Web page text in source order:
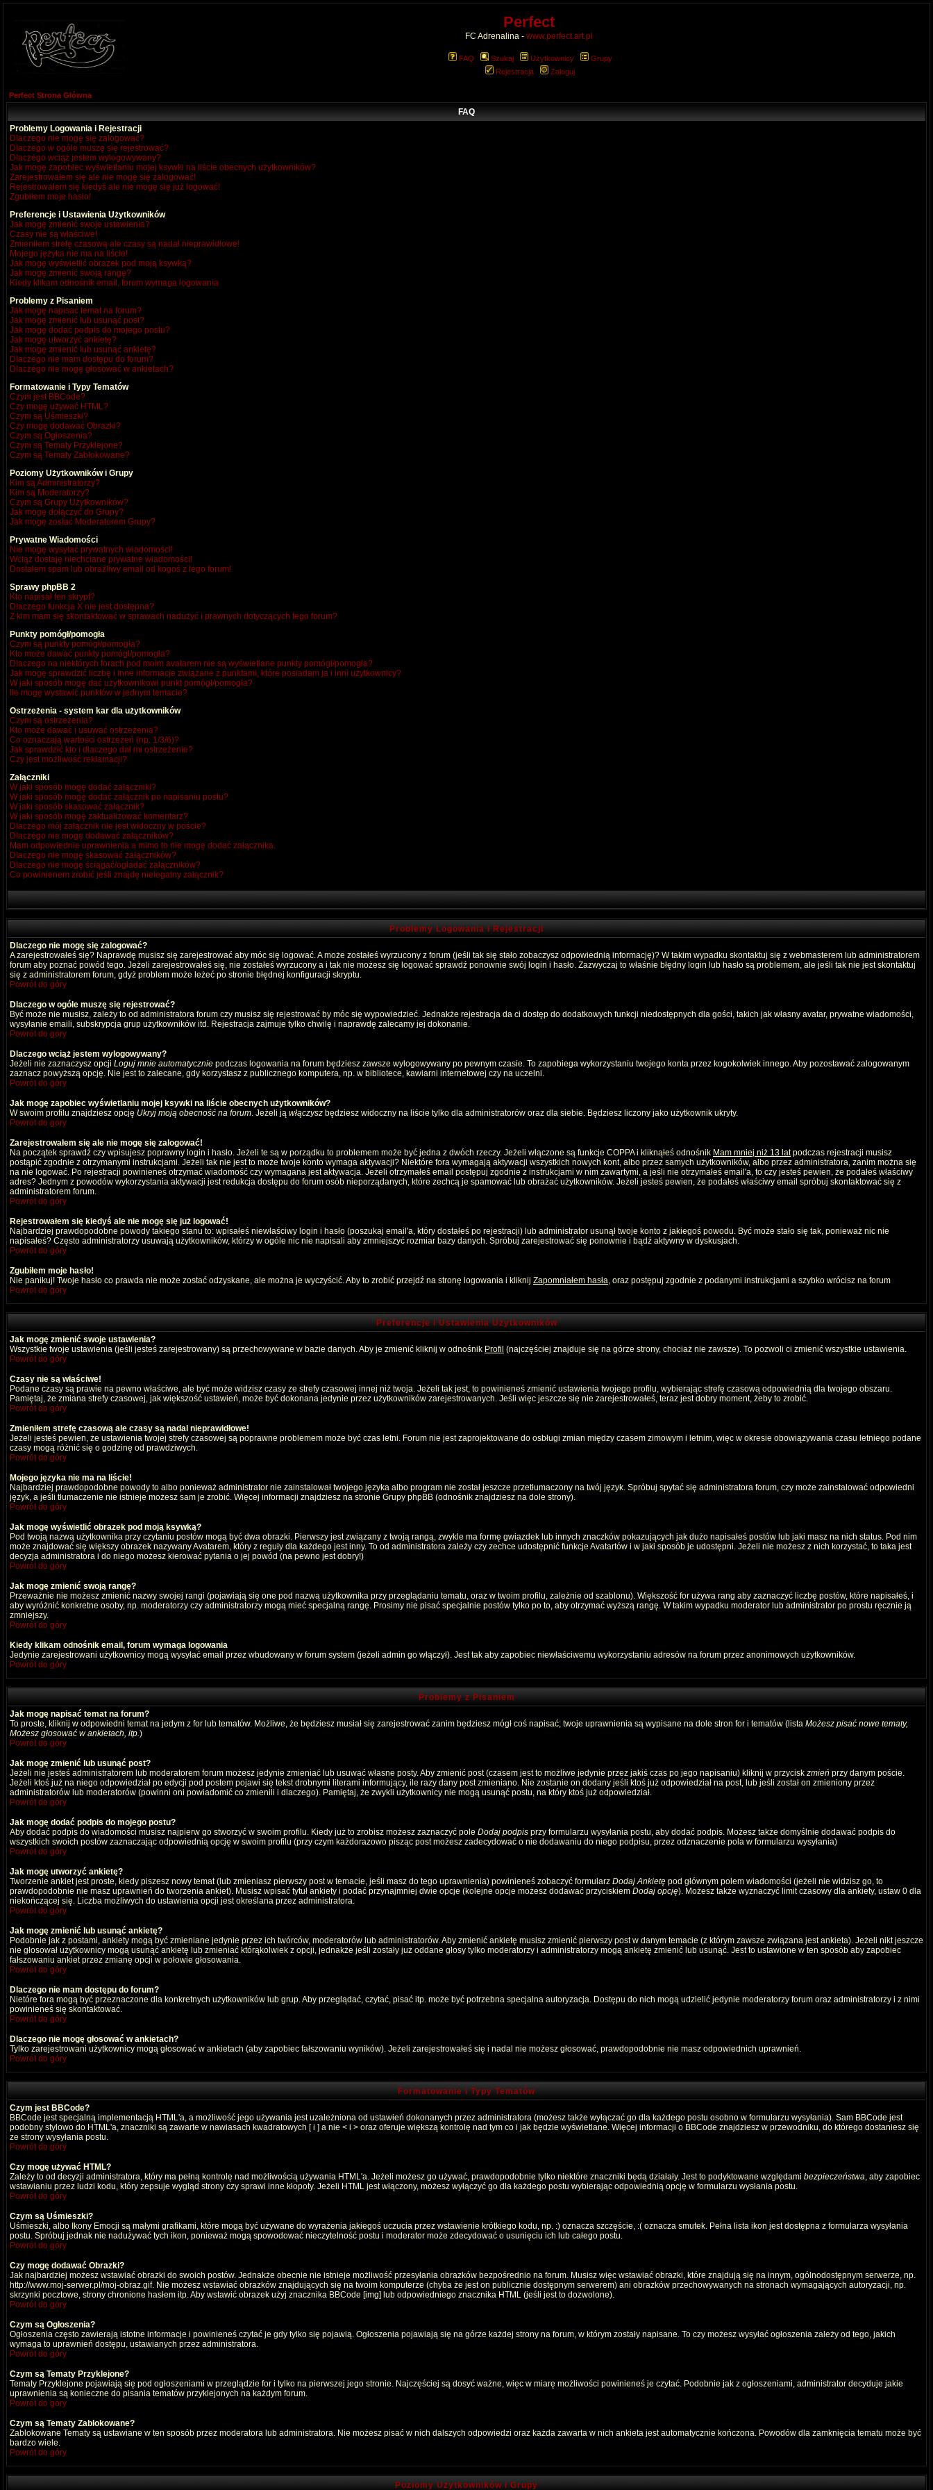
Perfect
FC Adrenalina - www.perfect.art.pl
FAQ Szukaj Użytkownicy
Grupy
Rejestracja
Zaloguj
Perfect Strona Główna
FAQ
Problemy Logowania i Rejestracji
Dlaczego nie mogę się zalogować?
Dlaczego w ogóle muszę się rejestrować?
Dlaczego wciąż jestem wylogowywany?
Jak mogę zapobiec wyświetlaniu mojej ksywki na liście obecnych użytkowników?
Zarejestrowałem się ale nie mogę się zalogować!
Rejestrowałem się kiedyś ale nie mogę się już logować!
Zgubiłem moje hasło!
Preferencje i Ustawienia Użytkowników
Jak mogę zmienić swoje ustawienia?
Czasy nie są właściwe!
Zmieniłem strefę czasową ale czasy są nadal nieprawidłowe!
Mojego języka nie ma na liście!
Jak mogę wyświetlić obrazek pod moją ksywką?
Jak mogę zmienić swoją rangę?
Kiedy klikam odnośnik email, forum wymaga logowania
Problemy z Pisaniem
Jak mogę napisać temat na forum?
Jak mogę zmienić lub usunąć post?
Jak mogę dodać podpis do mojego postu?
Jak mogę utworzyć ankietę?
Jak mogę zmienić lub usunąć ankietę?
Dlaczego nie mam dostępu do forum?
Dlaczego nie mogę głosować w ankietach?
Formatowanie i Typy Tematów
Czym jest BBCode?
Czy mogę używać HTML?
Czym są Uśmieszki?
Czy mogę dodawać Obrazki?
Czym są Ogłoszenia?
Czym są Tematy Przyklejone?
Czym są Tematy Zablokowane?
Poziomy Użytkowników i Grupy
Kim są Administratorzy?
Kim są Moderatorzy?
Czym są Grupy Użytkowników?
Jak mogę dołączyć do Grupy?
Jak mogę zostać Moderatorem Grupy?
Prywatne Wiadomości
Nie mogę wysyłać prywatnych wiadomości!
Wciąż dostaję niechciane prywatne wiadomości!
Dostałem spam lub obraźliwy email od kogoś z tego forum!
Sprawy phpBB 2
Kto napisał ten skrypt?
Dlaczego funkcja X nie jest dostępna?
Z kim mam się skontaktować w sprawach nadużyć i prawnych dotyczących tego forum?
Punkty pomógł/pomogła
Czym są punkty pomógł/pomogła?
Kto może dawać punkty pomógł/pomogła?
Dlaczego na niektórych forach pod moim avatarem nie są wyświetlane punkty pomógł/pomogła?
Jak mogę sprawdzić liczbę i inne informacje związane z punktami, które posiadam ja i inni użytkownicy?
W jaki sposób mogę dać użytkownikowi punkt pomógł/pomogła?
Ile mogę wystawić punktów w jednym temacie?
Ostrzeżenia - system kar dla użytkowników
Czym są ostrzeżenia?
Kto może dawać i usuwać ostrzeżenia?
Co oznaczają wartości ostrzeżeń (np. 1/3/6)?
Jak sprawdzić kto i dlaczego dał mi ostrzeżenie?
Czy jest możliwość reklamacji?
Załączniki
W jaki sposób mogę dodać załączniki?
W jaki sposób mogę dodać załącznik po napisaniu postu?
W jaki sposób skasować załącznik?
W jaki sposób mogę zaktualizować komentarz?
Dlaczego mój załącznik nie jest widoczny w poście?
Dlaczego nie mogę dodawać załączników?
Mam odpowiednie uprawnienia a mimo to nie mogę dodać załącznika.
Dlaczego nie mogę skasować załączników?
Dlaczego nie mogę ściągać/ogladać załączników?
Co powinienem zrobić jeśli znajdę nielegalny załącznik?
Problemy Logowania i Rejestracji
Dlaczego nie mogę się zalogować?
A zarejestrowałeś się? Naprawdę musisz się zarejestrować aby móc się logować. A może zostałeś wyrzucony z forum (jeśli tak się stało zobaczysz odpowiednią informację)? W takim wypadku skontaktuj się z webmasterem lub administratorem
forum aby poznać powód tego. Jeżeli zarejestrowałeś się, nie zostałeś wyrzucony a i tak nie możesz się logować sprawdź ponownie swój login i hasło. Zazwyczaj to właśnie błędny login lub hasło są problemem, ale jeśli tak nie jest skontaktuj
się z administratorem forum, gdyż problem może leżeć po stronie błędnej konfiguracji skryptu.
Powrót do góry
Dlaczego w ogóle muszę się rejestrować?
Być może nie musisz, zależy to od administratora forum czy musisz się rejestrować by móc się wypowiedzieć. Jednakże rejestracja da ci dostęp do dodatkowych funkcji niedostępnych dla gości, takich jak własny avatar, prywatne wiadomości,
wysyłanie emaili, subskrypcja grup użytkowników itd. Rejestracja zajmuje tylko chwilę i naprawdę zalecamy jej dokonanie.
Powrót do góry
Dlaczego wciąż jestem wylogowywany?
Jeżeli nie zaznaczysz opcji Loguj mnie automatycznie podczas logowania na forum będziesz zawsze wylogowywany po pewnym czasie. To zapobiega wykorzystaniu twojego konta przez kogokolwiek innego. Aby pozostawać zalogowanym
zaznacz powyższą opcję. Nie jest to zalecane, gdy korzystasz z publicznego komputera, np. w bibliotece, kawiarni internetowej czy na uczelni.
Powrót do góry
Jak mogę zapobiec wyświetlaniu mojej ksywki na liście obecnych użytkowników?
W swoim profilu znajdziesz opcję Ukryj moją obecność na forum. Jeżeli ją włączysz będziesz widoczny na liście tylko dla administratorów oraz dla siebie. Będziesz liczony jako użytkownik ukryty.
Powrót do góry
Zarejestrowałem się ale nie mogę się zalogować!
Na początek sprawdź czy wpisujesz poprawny login i hasło. Jeżeli te są w porządku to problemem może być jedna z dwóch rzeczy. Jeżeli włączone są funkcje COPPA i kliknąłeś odnośnik Mam mniej niż 13 latpodczas rejestracji musisz
postąpić zgodnie z otrzymanymi instrukcjami. Jeżeli tak nie jest to może twoje konto wymaga aktywacji? Niektóre fora wymagają aktywacji wszystkich nowych kont, albo przez samych użytkowników, albo przez administratora, zanim można się
na nie logować. Po rejestracji powinieneś otrzymać wiadomość czy wymagana jest aktywacja. Jeżeli otrzymałeś email postępuj zgodnie z instrukcjami w nim zawartymi, a jeśli nie otrzymałeś email'a, to czy jesteś pewien, że podałeś właściwy
adres? Jednym z powodów wykorzystania aktywacji jest redukcja dostępu do forum osób nieporządanych, które zechcą je spamować lub obrażać użytkowników. Jeżeli jesteś pewien, że podałeś właściwy email spróbuj skontaktować się z
administratorem forum.
Powrót do góry
Rejestrowałem się kiedyś ale nie mogę się już logować!
Najbardziej prawdopodobne powody takiego stanu to: wpisałeś niewłaściwy login i hasło (poszukaj email'a, który dostałeś po rejestracji) lub administrator usunął twoje konto z jakiegoś powodu. Być może stało się tak, ponieważ nic nie
napisałeś? Często administratorzy usuwają użytkowników, którzy w ogóle nic nie napisali aby zmniejszyć rozmiar bazy danych. Spróbuj zarejestrować się ponownie i bądź aktywny w dyskusjach.
Powrót do góry
Zgubiłem moje hasło!
Nie panikuj! Twoje hasło co prawda nie może zostać odzyskane, ale można je wyczyścić. Aby to zrobić przejdź na stronę logowania i kliknij Zapomniałem hasła, oraz postępuj zgodnie z podanymi instrukcjami a szybko wrócisz na forum
Powrót do góry
Preferencje i Ustawienia Użytkowników
Jak mogę zmienić swoje ustawienia?
Wszystkie twoje ustawienia (jeśli jesteś zarejestrowany) są przechowywane w bazie danych. Aby je zmienić kliknij w odnośnik Profil (najczęściej znajduje się na górze strony, chociaż nie zawsze). To pozwoli ci zmienić wszystkie ustawienia.
Powrót do góry
Czasy nie są właściwe!
Podane czasy są prawie na pewno właściwe, ale być może widzisz czasy ze strefy czasowej innej niż twoja. Jeżeli tak jest, to powinieneś zmienić ustawienia twojego profilu, wybierając strefę czasową odpowiednią dla twojego obszaru.
Pamiętaj, że zmiana strefy czasowej, jak większość ustawień, może być dokonana jedynie przez użytkowników zarejestrowanych. Jeśli więc jeszcze się nie zarejestrowałeś, teraz jest dobry moment, żeby to zrobić.
Powrót do góry
Zmieniłem strefę czasową ale czasy są nadal nieprawidłowe!
Jeżeli jesteś pewien, że ustawienia twojej strefy czasowej są poprawne problemem może być czas letni. Forum nie jest zaprojektowane do osbługi zmian między czasem zimowym i letnim, więc w okresie obowiązywania czasu letniego podane
czasy mogą różnić się o godzinę od prawdziwych.
Powrót do góry
Mojego języka nie ma na liście!
Najbardziej prawdopodobne powody to albo ponieważ administrator nie zainstalował twojego języka albo program nie został jeszcze przetłumaczony na twój język. Spróbuj spytać się administratora forum, czy może zainstalować odpowiedni
język, a jeśli tłumaczenie nie istnieje możesz sam je zrobić. Więcej informacji znajdziesz na stronie Grupy phpBB (odnośnik znajdziesz na dole strony).
Powrót do góry
Jak mogę wyświetlić obrazek pod moją ksywką?
Pod twoją nazwą użytkownika przy czytaniu postów mogą być dwa obrazki. Pierwszy jest związany z twoją rangą, zwykle ma formę gwiazdek lub innych znaczków pokazujących jak dużo napisałeś postów lub jaki masz na nich status. Pod nim
może znajdować się większy obrazek nazywany Avatarem, który z reguły dla każdego jest inny. To od administratora zależy czy zechce udostępnić funkcje Avatartów i w jaki sposób je udostępni. Jeżeli nie możesz z nich korzystać, to taka jest
decyzja administratora i do niego możesz kierować pytania o jej powód (na pewno jest dobry!)
Powrót do góry
Jak mogę zmienić swoją rangę?
Przeważnie nie możesz zmienić nazwy swojej rangi (pojawiają się one pod nazwą użytkownika przy przeglądaniu tematu, oraz w twoim profilu, zależnie od szablonu). Większość for używa rang aby zaznaczyć liczbę postów, które napisałeś, i
aby wyróżnić konkretne osoby, np. moderatorzy czy administratorzy mogą mieć specjalną rangę. Prosimy nie pisać specjalnie postów tylko po to, aby otrzymać wyższą rangę. W takim wypadku moderator lub administrator po prostu ręcznie ją
zmniejszy.
Powrót do góry
Kiedy klikam odnośnik email, forum wymaga logowania
Jedynie zarejestrowani użytkownicy mogą wysyłać email przez wbudowany w forum system (jeżeli admin go włączył). Jest tak aby zapobiec niewłaściwemu wykorzystaniu adresów na forum przez anonimowych użytkowników.
Powrót do góry
Problemy z Pisaniem
Jak mogę napisać temat na forum?
To proste, kliknij w odpowiedni temat na jedym z for lub tematów. Możliwe, że będziesz musiał się zarejestrować zanim będziesz mógł coś napisać; twoje uprawnienia są wypisane na dole stron for i tematów (lista Możesz pisać nowe tematy,
Możesz głosować w ankietach, itp.)
Powrót do góry
Jak mogę zmienić lub usunąć post?
Jeżeli nie jesteś administratorem lub moderatorem forum możesz jedynie zmieniać lub usuwać własne posty. Aby zmienić post (czasem jest to możliwe jedynie przez jakiś czas po jego napisaniu) kliknij w przycisk zmień przy danym poście.
Jeżeli ktoś już na niego odpowiedział po edycji pod postem pojawi się tekst drobnymi literami informujący, ile razy dany post zmieniano. Nie zostanie on dodany jeśli ktoś już odpowiedział na post, lub jeśli został on zmieniony przez
administratorów lub moderatorów (powinni oni powiadomić co zmienili i dlaczego). Pamiętaj, że zwykli użytkownicy nie mogą usunąć postu, na który ktoś już odpowiedział.
Powrót do góry
Jak mogę dodać podpis do mojego postu?
Aby dodać podpis do wiadomości musisz najpierw go stworzyć w swoim profilu. Kiedy już to zrobisz możesz zaznaczyć pole Dodaj podpis przy formularzu wysyłania postu, aby dodać podpis. Możesz także domyślnie dodawać podpis do
wszystkich swoich postów zaznaczając odpowiednią opcję w swoim profilu (przy czym każdorazowo pisząc post możesz zadecydować o nie dodawaniu do niego podpisu, przez odznaczenie pola w formularzu wysyłania)
Powrót do góry
Jak mogę utworzyć ankietę?
Tworzenie ankiet jest proste, kiedy piszesz nowy temat (lub zmieniasz pierwszy post w temacie, jeśli masz do tego uprawnienia) powinieneś zobaczyć formularz Dodaj Ankietę pod głównym polem wiadomości (jeżeli nie widzisz go, to
prawdopodobnie nie masz uprawnień do tworzenia ankiet). Musisz wpisać tytuł ankiety i podać przynajmniej dwie opcje (kolejne opcje możesz dodawać przyciskiem Dodaj opcję). Możesz także wyznaczyć limit czasowy dla ankiety, ustaw 0 dla
niekończącej się. Liczba możliwych do ustawienia opcji jest określana przez administratora.
Powrót do góry
Jak mogę zmienić lub usunąć ankietę?
Podobnie jak z postami, ankiety mogą być zmieniane jedynie przez ich twórców, moderatorów lub administratorów. Aby zmienić ankietę musisz zmienić pierwszy post w danym temacie (z którym zawsze związana jest ankieta). Jeżeli nikt jeszcze
nie głosował użytkownicy mogą usunąć ankietę lub zmieniać którąkolwiek z opcji, jednakże jeśli zostały już oddane głosy tylko moderatorzy i administratorzy mogą ankietę zmienić lub usunąć. Jest to ustawione w ten sposób aby zapobiec
fałszowaniu ankiet przez zmianę opcji w połowie głosowania.
Powrót do góry
Dlaczego nie mam dostępu do forum?
Nietóre fora mogą być przeznaczone dla konkretnych użytkowników lub grup. Aby przeglądać, czytać, pisać itp. może być potrzebna specjalna autoryzacja. Dostępu do nich mogą udzielić jedynie moderatorzy forum oraz administratorzy i z nimi
powinieneś się skontaktować.
Powrót do góry
Dlaczego nie mogę głosować w ankietach?
Tylko zarejestrowani użytkownicy mogą głosować w ankietach (aby zapobiec fałszowaniu wyników). Jeżeli zarejestrowałeś się i nadal nie możesz głosować, prawdopodobnie nie masz odpowiednich uprawnień.
Powrót do góry
Formatowanie i Typy Tematów
Czym jest BBCode?
BBCode jest specjalną implementacją HTML'a, a możliwość jego używania jest uzależniona od ustawień dokonanych przez administratora (możesz także wyłączać go dla każdego postu osobno w formularzu wysyłania). Sam BBCode jest
podobny stylowo do HTML'a, znaczniki są zawarte w nawiasach kwadratowych [ i ] a nie < i > oraz oferuje większą kontrolę nad tym co i jak będzie wyświetlane. Więcej informacji o BBCode znajdziesz w przewodniku, do którego dostaniesz się
ze strony wysyłania postu.
Powrót do góry
Czy mogę używać HTML?
Zależy to od decyzji administratora, który ma pełną kontrolę nad możliwością używania HTML'a. Jeżeli możesz go używać, prawdopodobnie tylko niektóre znaczniki będą działały. Jest to podyktowane względami bezpieczeństwa, aby zapobiec
wstawianiu przez ludzi kodu, który zepsuje wygląd strony czy sprawi inne kłopoty. Jeżeli HTML jest włączony, możesz wyłączyć go dla każdego postu wybierając odpowiednią opcję w formularzu wysłania postu.
Powrót do góry
Czym są Uśmieszki?
Uśmieszki, albo Ikony Emocji są małymi grafikami, które mogą być używane do wyrażenia jakiegoś uczucia przez wstawienie krótkiego kodu, np. :) oznacza szczęście, :( oznacza smutek. Pełna lista ikon jest dostępna z formularza wysyłania
postu. Spróbuj jednak nie nadużywać tych ikon, ponieważ mogą spowodować nieczytelność postu i moderator może zdecydować o usunięciu ich lub całego postu.
Powrót do góry
Czy mogę dodawać Obrazki?
Jak najbardziej możesz wstawiać obrazki do swoich postów. Jednakże obecnie nie istnieje możliwość przesyłania obrazków bezpośrednio na forum. Musisz więc wstawiać obrazki, które znajdują się na innym, ogólnodostępnym serwerze, np.
http://www.moj-serwer.pl/moj-obraz.gif. Nie możesz wstawiać obrazków znajdujących się na twoim komputerze (chyba że jest on publicznie dostępnym serwerem) ani obrazków przechowywanych na stronach wymagających autoryzacji, np.
skrzynki pocztowe, strony chronione hasłem itp. Aby wstawić obrazek użyj znacznika BBCode [img] lub odpowiedniego znacznika HTML (jeśli jest to dozwolone).
Powrót do góry
Czym są Ogłoszenia?
Ogłoszenia często zawierają istotne informacje i powinieneś czytać je gdy tylko się pojawią. Ogłoszenia pojawiają się na górze każdej strony na forum, w którym zostały napisane. To czy możesz wysyłać ogłoszenia zależy od tego, jakich
wymaga to uprawnień dostępu, ustawianych przez administratora.
Powrót do góry
Czym są Tematy Przyklejone?
Tematy Przyklejone pojawiają się pod ogłoszeniami w przeglądzie for i tylko na pierwszej jego stronie. Najczęściej są dosyć ważne, więc w miarę możliwości powinieneś je czytać. Podobnie jak z ogłoszeniami, administrator decyduje jakie
uprawnienia są konieczne do pisania tematów przyklejonych na każdym forum.
Powrót do góry
Czym są Tematy Zablokowane?
Zablokowane Tematy są ustawiane w ten sposób przez moderatora lub administratora. Nie możesz pisać w nich dalszych odpowiedzi oraz każda zawarta w nich ankieta jest automatycznie kończona. Powodów dla zamknięcia tematu może być
bardzo wiele.
Powrót do góry
Poziomy Użytkowników i Grupy